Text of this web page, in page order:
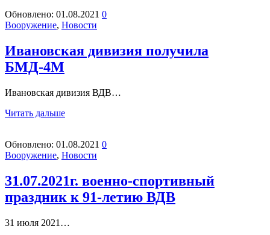
Обновлено: 01.08.2021 0
Вооружение, Новости
Ивановская дивизия получила
БМД-4М
Ивановская дивизия ВДВ…
Читать дальше
Обновлено: 01.08.2021 0
Вооружение, Новости
31.07.2021г. военно-спортивный
праздник к 91-летию ВДВ
31 июля 2021…